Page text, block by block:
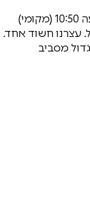
דובר משטרת מרחב האג: "בסביבות השעה 10:50 (מקומי)
עצרנו חשוד אחד.
מסביב